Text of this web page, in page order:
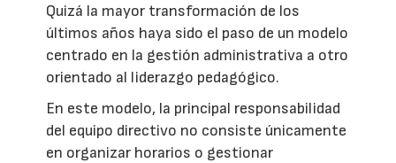
Quizá la mayor transformación de los
últimos años haya sido el paso de un modelo
centrado en la gestión administrativa a otro
orientado al liderazgo pedagógico.
En este modelo, la principal responsabilidad
del equipo directivo no consiste únicamente
en organizar horarios o gestionar